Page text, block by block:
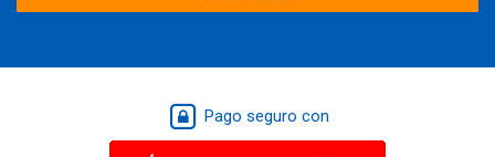
Pago seguro con